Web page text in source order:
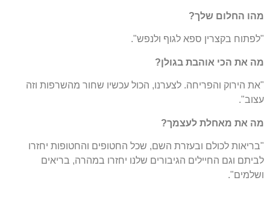
מהו החלום שלך?
"לפתוח בקצרין ספא לגוף ולנפש".
מה את הכי אוהבת בגולן?
"את הירוק והפריחה. לצערנו, הכול עכשיו שחור מהשרפות וזה
עצוב".
מה את מאחלת לעצמך?
"בריאות לכולם ובעזרת השם, שכל החטופים והחטופות יחזרו
לביתם וגם החיילים הגיבורים שלנו יחזרו במהרה, בריאים
ושלמים".